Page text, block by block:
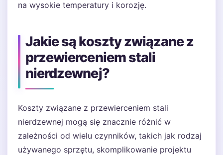
na wysokie temperatury i korozję.
Jakie są koszty związane z
przewierceniem stali
nierdzewnej?
Koszty związane z przewierceniem stali
nierdzewnej mogą się znacznie różnić w
zależności od wielu czynników, takich jak rodzaj
używanego sprzętu, skomplikowanie projektu